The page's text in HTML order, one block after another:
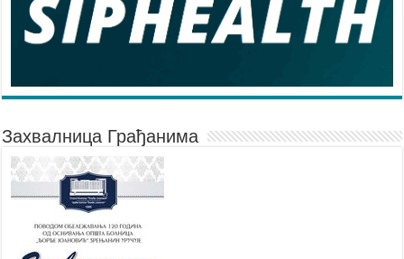
Захвалница Грађанима